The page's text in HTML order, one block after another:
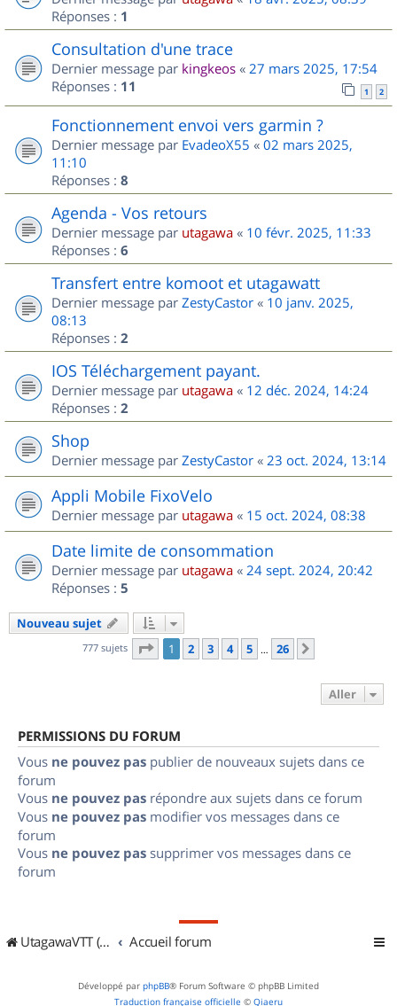
Réponses : 1
Consultation d'une trace
Dernier message par kingkeos « 27 mars 2025, 17:54
Réponses : 11 1 2
Fonctionnement envoi vers garmin ?
Dernier message par EvadeoX55 « 02 mars 2025,
11:10
Réponses : 8
Agenda - Vos retours
Dernier message par utagawa « 10 févr. 2025, 11:33
Réponses : 6
Transfert entre komoot et utagawatt
Dernier message par ZestyCastor « 10 janv. 2025,
08:13
Réponses : 2
IOS Téléchargement payant.
Dernier message par utagawa « 12 déc. 2024, 14:24
Réponses : 2
Shop
Dernier message par ZestyCastor « 23 oct. 2024, 13:14
Appli Mobile FixoVelo
Dernier message par utagawa « 15 oct. 2024, 08:38
Date limite de consommation
Dernier message par utagawa « 24 sept. 2024, 20:42
Réponses : 5
Nouveau sujet
777 sujets Page 1sur
1 2 3 4 5 … 26
Aller
PERMISSIONS DU FORUM
Vous ne pouvez pas publier de nouveaux sujets dans ce
forum
Vous ne pouvez pas répondre aux sujets dans ce forum
Vous ne pouvez pas modifier vos messages dans ce
forum
Vous ne pouvez pas supprimer vos messages dans ce
forum
UtagawaVTT (Randos VTT et VTTAE avec traces GPS) Accueil forum
Développé par phpBB® Forum Software © phpBB Limited
Traduction française officielle © Qiaeru